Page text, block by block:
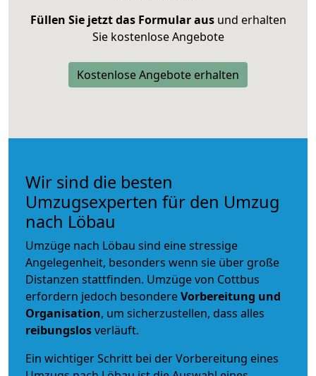
Füllen Sie jetzt das Formular ausund erhalten
Sie kostenlose Angebote
Kostenlose Angebote erhalten
Wir sind die besten
Umzugsexperten für den Umzug
nach Löbau
Umzüge nach Löbau sind eine stressige
Angelegenheit, besonders wenn sie über große
Distanzen stattfinden. Umzüge von Cottbus
erfordern jedoch besondereVorbereitung und
Organisation, um sicherzustellen, dass alles
reibungslosverläuft.
Ein wichtiger Schritt bei der Vorbereitung eines